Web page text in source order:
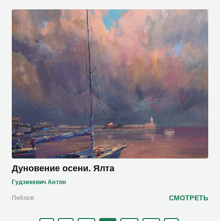
Дуновение осени. Ялта
Гудзикевич Антон
Пейзаж СМОТРЕТЬ